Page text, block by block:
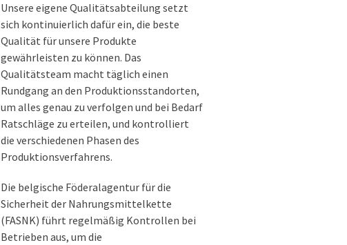
Unsere eigene Qualitätsabteilung setzt
sich kontinuierlich dafür ein, die beste
Qualität für unsere Produkte
gewährleisten zu können. Das
Qualitätsteam macht täglich einen
Rundgang an den Produktionsstandorten,
um alles genau zu verfolgen und bei Bedarf
Ratschläge zu erteilen, und kontrolliert
die verschiedenen Phasen des
Produktionsverfahrens.
Die belgische Föderalagentur für die
Sicherheit der Nahrungsmittelkette
(FASNK) führt regelmäßig Kontrollen bei
Betrieben aus, um die